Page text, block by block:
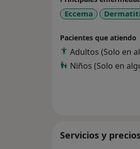
Eccema
Pacientes que atiendo
Adultos (Solo en
Niños (Solo en
Servicios y precios